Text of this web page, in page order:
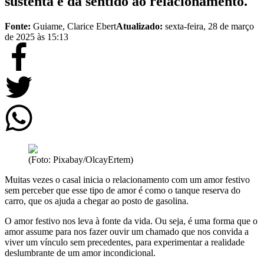
Fonte: Guiame, Clarice EbertAtualizado: sexta-feira, 28 de março
de 2025 às 15:13
(Foto: Pixabay/OlcayErtem)
Muitas vezes o casal inicia o relacionamento com um amor festivo
sem perceber que esse tipo de amor é como o tanque reserva do
carro, que os ajuda a chegar ao posto de gasolina.
O amor festivo nos leva à fonte da vida. Ou seja, é uma forma que o
amor assume para nos fazer ouvir um chamado que nos convida a
viver um vínculo sem precedentes, para experimentar a realidade
deslumbrante de um amor incondicional.